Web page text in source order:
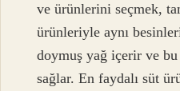
ve ürünlerini seçmek,
ürünleriyle aynı
doymuş yağ içerir ve
sağlar. En faydalı süt